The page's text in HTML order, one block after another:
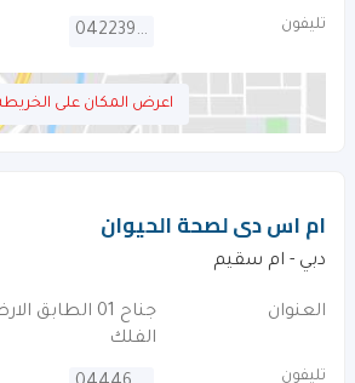
تليفون 042239474
اعرض المكان على
ام اس دى لصحة الحيوان
دبي - ام سقيم
العنوان
جناح 01
الفلك
تليفون